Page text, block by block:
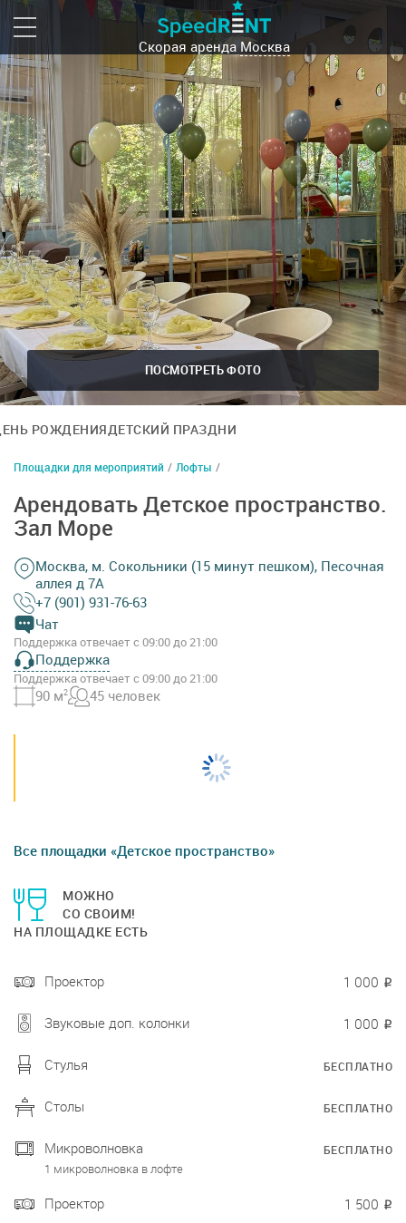
Скорая аренда Москва
ПОСМОТРЕТЬ ФОТО
РОЖДЕНИЯДЕТСКИЙ ПРАЗДНИК
Площадки для мероприятий / Лофты /
Арендовать Детское пространство.
Зал Море
Москва, м. Сокольники (15 минут пешком), Песочная
аллея д 7А
+7 (901) 931-76-63
Чат
Поддержка отвечает с 09:00 до 21:00
Поддержка
Поддержка отвечает с 09:00 до 21:00
90 м2 45 человек
Все площадки «Детское пространство»
МОЖНО
СО СВОИМ!
НА ПЛОЩАДКЕ ЕСТЬ
Проектор 1 000 ₽
Звуковые доп. колонки 1 000 ₽
Стулья БЕСПЛАТНО
Столы БЕСПЛАТНО
Микроволновка
1 микроволновка в лофте
БЕСПЛАТНО
Проектор 1 500 ₽